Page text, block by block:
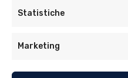
Statistiche
Marketing
Dentistico Santaniello